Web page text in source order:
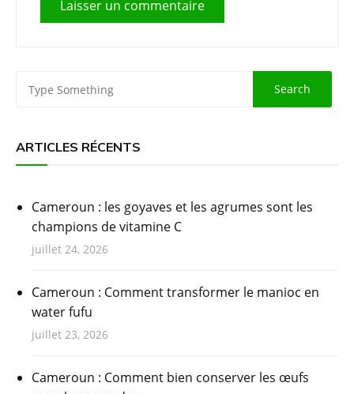
ARTICLES RÉCENTS
Cameroun : les goyaves et les agrumes sont les
champions de vitamine C
juillet 24, 2026
Cameroun : Comment transformer le manioc en
water fufu
juillet 23, 2026
Cameroun : Comment bien conserver les œufs